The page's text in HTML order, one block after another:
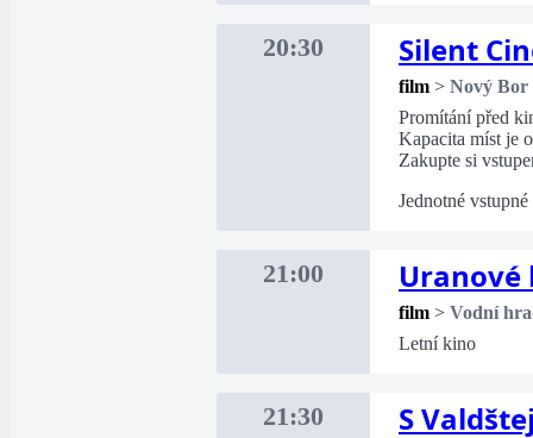
20:30 Silent
film > Nový Bor
Promítání před
Kapacita míst je
Zakupte si
Jednotné
21:00 Uranové
film > Vodní
Letní kino
21:30 S